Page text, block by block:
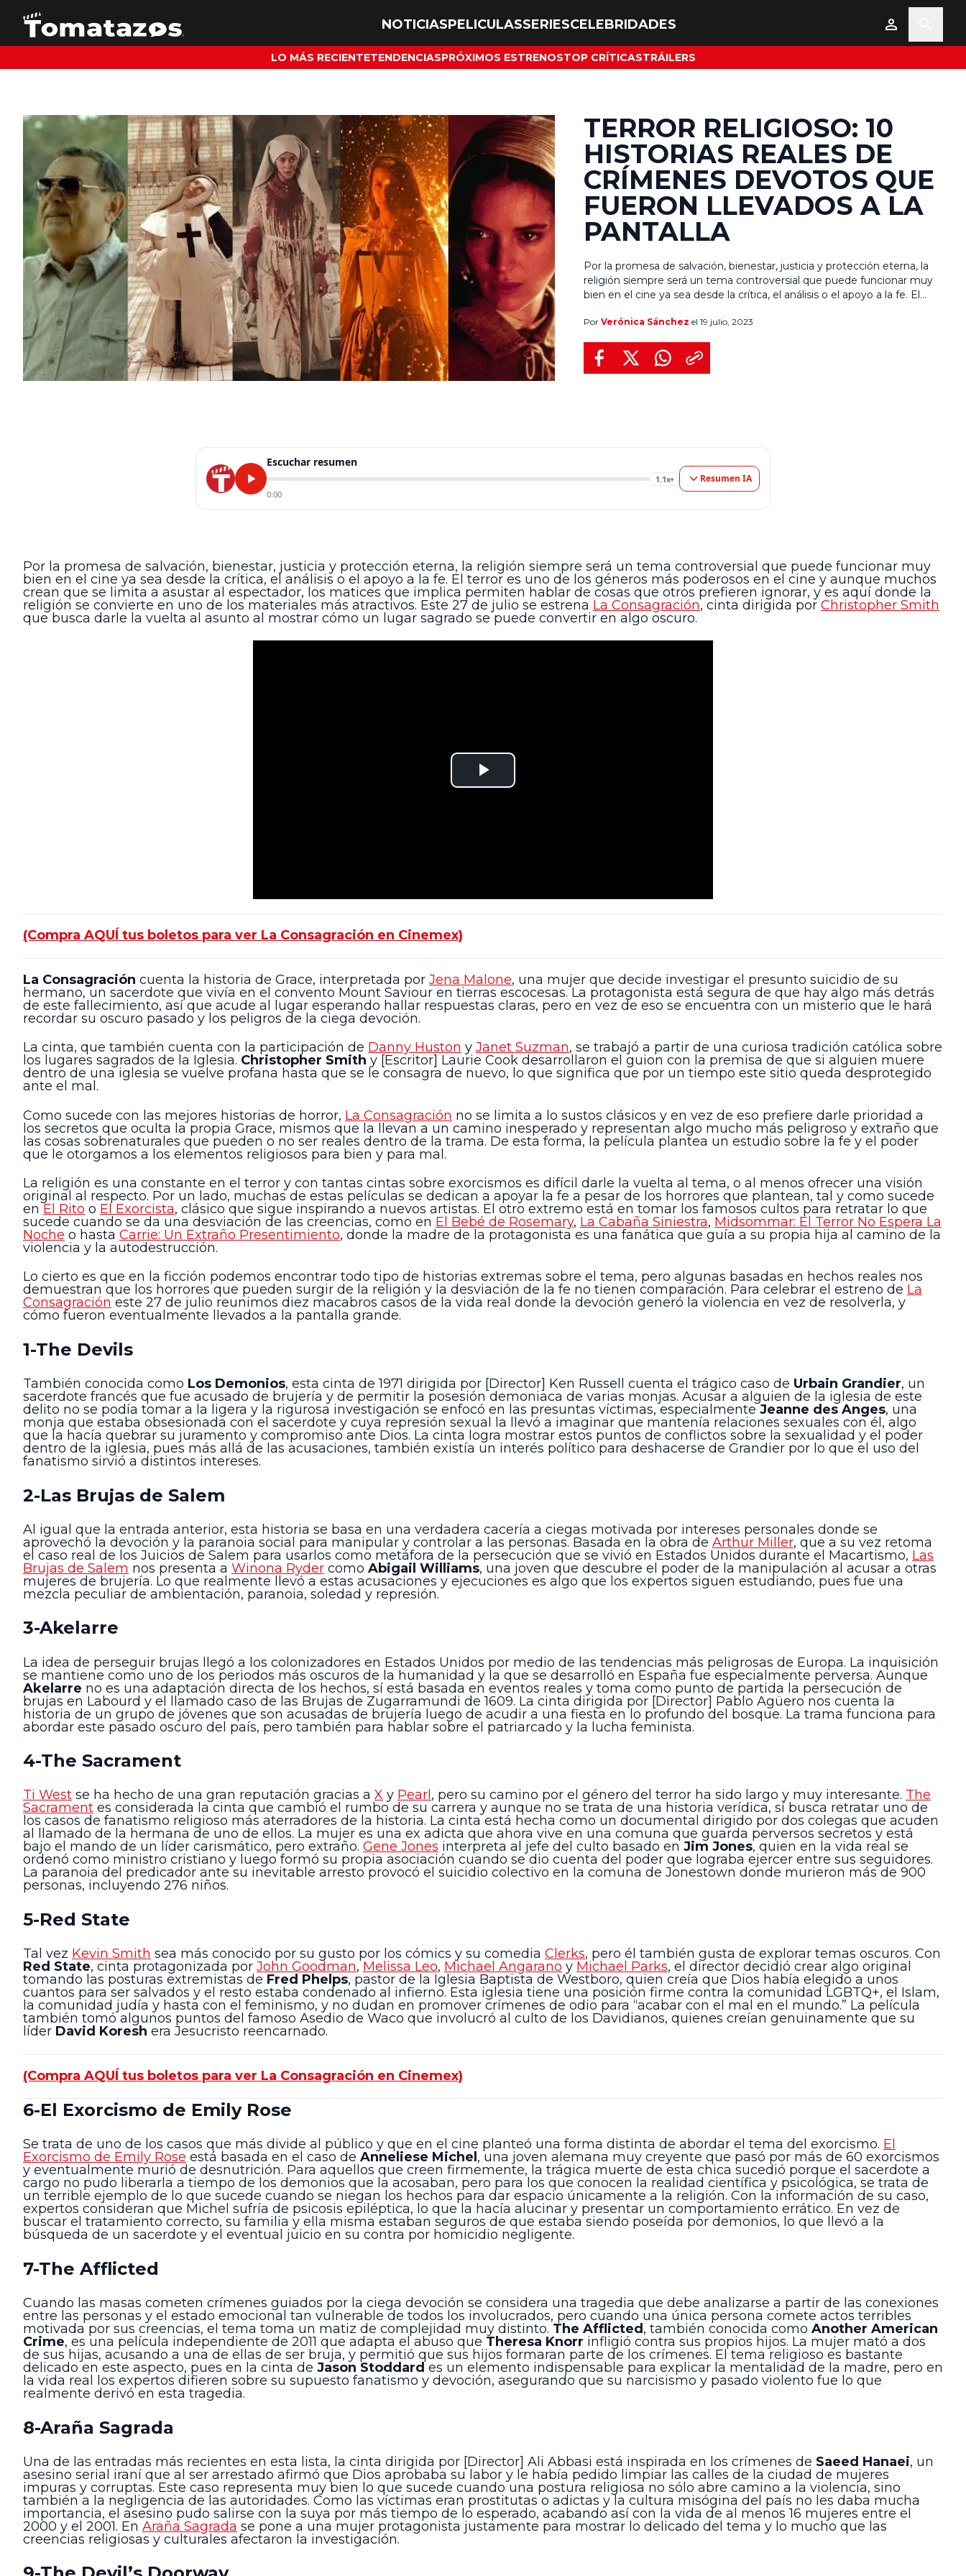
NOTICIASPELICULASSERIESCELEBRIDADES
LO MÁS RECIENTETENDENCIASPRÓXIMOS ESTRENOSTOP CRÍTICASTRÁILERS
TERROR RELIGIOSO: 10
HISTORIAS REALES DE
CRÍMENES DEVOTOS QUE
FUERON LLEVADOS A LA
PANTALLA
Por la promesa de salvación, bienestar, justicia y protección eterna, la
religión siempre será un tema controversial que puede funcionar muy
bien en el cine ya sea desde la crítica, el análisis o el apoyo a la fe. El
muchos crean que […]
Por Verónica Sánchez el 19 julio, 2023
Escuchar resumen
1.1x▾
0:00
Resumen IA
Por la promesa de salvación, bienestar, justicia y protección eterna, la religión siempre será un tema controversial que puede funcionar muy
bien en el cine ya sea desde la crítica, el análisis o el apoyo a la fe. El terror es uno de los géneros más poderosos en el cine y aunque muchos
crean que se limita a asustar al espectador, los matices que implica permiten hablar de cosas que otros prefieren ignorar, y es aquí donde la
religión se convierte en uno de los materiales más atractivos. Este 27 de julio se estrena La Consagración, cinta dirigida por Christopher Smith
que busca darle la vuelta al asunto al mostrar cómo un lugar sagrado se puede convertir en algo oscuro.
(Compra AQUÍ tus boletos para ver La Consagración en Cinemex)
La Consagración cuenta la historia de Grace, interpretada por Jena Malone, una mujer que decide investigar el presunto suicidio de su
hermano, un sacerdote que vivía en el convento Mount Saviour en tierras escocesas. La protagonista está segura de que hay algo más detrás
de este fallecimiento, así que acude al lugar esperando hallar respuestas claras, pero en vez de eso se encuentra con un misterio que le hará
recordar su oscuro pasado y los peligros de la ciega devoción.
La cinta, que también cuenta con la participación de Danny Huston y Janet Suzman, se trabajó a partir de una curiosa tradición católica sobre
los lugares sagrados de la Iglesia. Christopher Smith y [Escritor] Laurie Cook desarrollaron el guion con la premisa de que si alguien muere
dentro de una iglesia se vuelve profana hasta que se le consagra de nuevo, lo que significa que por un tiempo este sitio queda desprotegido
ante el mal.
Como sucede con las mejores historias de horror, La Consagración no se limita a lo sustos clásicos y en vez de eso prefiere darle prioridad a
los secretos que oculta la propia Grace, mismos que la llevan a un camino inesperado y representan algo mucho más peligroso y extraño que
las cosas sobrenaturales que pueden o no ser reales dentro de la trama. De esta forma, la película plantea un estudio sobre la fe y el poder
que le otorgamos a los elementos religiosos para bien y para mal.
La religión es una constante en el terror y con tantas cintas sobre exorcismos es difícil darle la vuelta al tema, o al menos ofrecer una visión
original al respecto. Por un lado, muchas de estas películas se dedican a apoyar la fe a pesar de los horrores que plantean, tal y como sucede
en El Rito o El Exorcista, clásico que sigue inspirando a nuevos artistas. El otro extremo está en tomar los famosos cultos para retratar lo que
sucede cuando se da una desviación de las creencias, como en El Bebé de Rosemary, La Cabaña Siniestra, Midsommar: El Terror No Espera La
Noche o hasta Carrie: Un Extraño Presentimiento, donde la madre de la protagonista es una fanática que guía a su propia hija al camino de la
violencia y la autodestrucción.
Lo cierto es que en la ficción podemos encontrar todo tipo de historias extremas sobre el tema, pero algunas basadas en hechos reales nos
demuestran que los horrores que pueden surgir de la religión y la desviación de la fe no tienen comparación. Para celebrar el estreno de La
Consagración este 27 de julio reunimos diez macabros casos de la vida real donde la devoción generó la violencia en vez de resolverla, y
cómo fueron eventualmente llevados a la pantalla grande.
1-The Devils
También conocida como Los Demonios, esta cinta de 1971 dirigida por [Director] Ken Russell cuenta el trágico caso de Urbain Grandier, un
sacerdote francés que fue acusado de brujería y de permitir la posesión demoniaca de varias monjas. Acusar a alguien de la iglesia de este
delito no se podía tomar a la ligera y la rigurosa investigación se enfocó en las presuntas víctimas, especialmente Jeanne des Anges, una
monja que estaba obsesionada con el sacerdote y cuya represión sexual la llevó a imaginar que mantenía relaciones sexuales con él, algo
que la hacía quebrar su juramento y compromiso ante Dios. La cinta logra mostrar estos puntos de conflictos sobre la sexualidad y el poder
dentro de la iglesia, pues más allá de las acusaciones, también existía un interés político para deshacerse de Grandier por lo que el uso del
fanatismo sirvió a distintos intereses.
2-Las Brujas de Salem
Al igual que la entrada anterior, esta historia se basa en una verdadera cacería a ciegas motivada por intereses personales donde se
aprovechó la devoción y la paranoia social para manipular y controlar a las personas. Basada en la obra de Arthur Miller, que a su vez retoma
el caso real de los Juicios de Salem para usarlos como metáfora de la persecución que se vivió en Estados Unidos durante el Macartismo, Las
Brujas de Salem nos presenta a Winona Ryder como Abigail Williams, una joven que descubre el poder de la manipulación al acusar a otras
mujeres de brujería. Lo que realmente llevó a estas acusaciones y ejecuciones es algo que los expertos siguen estudiando, pues fue una
mezcla peculiar de ambientación, paranoia, soledad y represión.
3-Akelarre
La idea de perseguir brujas llegó a los colonizadores en Estados Unidos por medio de las tendencias más peligrosas de Europa. La inquisición
se mantiene como uno de los periodos más oscuros de la humanidad y la que se desarrolló en España fue especialmente perversa. Aunque
Akelarre no es una adaptación directa de los hechos, sí está basada en eventos reales y toma como punto de partida la persecución de
brujas en Labourd y el llamado caso de las Brujas de Zugarramundi de 1609. La cinta dirigida por [Director] Pablo Agüero nos cuenta la
historia de un grupo de jóvenes que son acusadas de brujería luego de acudir a una fiesta en lo profundo del bosque. La trama funciona para
abordar este pasado oscuro del país, pero también para hablar sobre el patriarcado y la lucha feminista.
4-The Sacrament
Ti West se ha hecho de una gran reputación gracias a X y Pearl, pero su camino por el género del terror ha sido largo y muy interesante. The
Sacrament es considerada la cinta que cambió el rumbo de su carrera y aunque no se trata de una historia verídica, sí busca retratar uno de
los casos de fanatismo religioso más aterradores de la historia. La cinta está hecha como un documental dirigido por dos colegas que acuden
al llamado de la hermana de uno de ellos. La mujer es una ex adicta que ahora vive en una comuna que guarda perversos secretos y está
bajo el mando de un líder carismático, pero extraño. Gene Jones interpreta al jefe del culto basado en Jim Jones, quien en la vida real se
ordenó como ministro cristiano y luego formó su propia asociación cuando se dio cuenta del poder que lograba ejercer entre sus seguidores.
La paranoia del predicador ante su inevitable arresto provocó el suicidio colectivo en la comuna de Jonestown donde murieron más de 900
personas, incluyendo 276 niños.
5-Red State
Tal vez Kevin Smith sea más conocido por su gusto por los cómics y su comedia Clerks, pero él también gusta de explorar temas oscuros. Con
Red State, cinta protagonizada por John Goodman, Melissa Leo, Michael Angarano y Michael Parks, el director decidió crear algo original
tomando las posturas extremistas de Fred Phelps, pastor de la Iglesia Baptista de Westboro, quien creía que Dios había elegido a unos
cuantos para ser salvados y el resto estaba condenado al infierno. Esta iglesia tiene una posición firme contra la comunidad LGBTQ+, el Islam,
la comunidad judía y hasta con el feminismo, y no dudan en promover crímenes de odio para “acabar con el mal en el mundo.” La película
también tomó algunos puntos del famoso Asedio de Waco que involucró al culto de los Davidianos, quienes creían genuinamente que su
líder David Koresh era Jesucristo reencarnado.
(Compra AQUÍ tus boletos para ver La Consagración en Cinemex)
6-El Exorcismo de Emily Rose
Se trata de uno de los casos que más divide al público y que en el cine planteó una forma distinta de abordar el tema del exorcismo. El
Exorcismo de Emily Rose está basada en el caso de Anneliese Michel, una joven alemana muy creyente que pasó por más de 60 exorcismos
y eventualmente murió de desnutrición. Para aquellos que creen firmemente, la trágica muerte de esta chica sucedió porque el sacerdote a
cargo no pudo liberarla a tiempo de los demonios que la acosaban, pero para los que conocen la realidad científica y psicológica, se trata de
un terrible ejemplo de lo que sucede cuando se niegan los hechos para dar espacio únicamente a la religión. Con la información de su caso,
expertos consideran que Michel sufría de psicosis epiléptica, lo que la hacía alucinar y presentar un comportamiento errático. En vez de
buscar el tratamiento correcto, su familia y ella misma estaban seguros de que estaba siendo poseída por demonios, lo que llevó a la
búsqueda de un sacerdote y el eventual juicio en su contra por homicidio negligente.
7-The Afflicted
Cuando las masas cometen crímenes guiados por la ciega devoción se considera una tragedia que debe analizarse a partir de las conexiones
entre las personas y el estado emocional tan vulnerable de todos los involucrados, pero cuando una única persona comete actos terribles
motivada por sus creencias, el tema toma un matiz de complejidad muy distinto. The Afflicted , también conocida como Another American
Crime, es una película independiente de 2011 que adapta el abuso que Theresa Knorr infligió contra sus propios hijos. La mujer mató a dos
de sus hijas, acusando a una de ellas de ser bruja, y permitió que sus hijos formaran parte de los crímenes. El tema religioso es bastante
delicado en este aspecto, pues en la cinta de Jason Stoddard es un elemento indispensable para explicar la mentalidad de la madre, pero en
la vida real los expertos difieren sobre su supuesto fanatismo y devoción, asegurando que su narcisismo y pasado violento fue lo que
realmente derivó en esta tragedia.
8-Araña Sagrada
Una de las entradas más recientes en esta lista, la cinta dirigida por [Director] Ali Abbasi está inspirada en los crímenes de Saeed Hanaei, un
asesino serial iraní que al ser arrestado afirmó que Dios aprobaba su labor y le había pedido limpiar las calles de la ciudad de mujeres
impuras y corruptas. Este caso representa muy bien lo que sucede cuando una postura religiosa no sólo abre camino a la violencia, sino
también a la negligencia de las autoridades. Como las víctimas eran prostitutas o adictas y la cultura misógina del país no les daba mucha
importancia, el asesino pudo salirse con la suya por más tiempo de lo esperado, acabando así con la vida de al menos 16 mujeres entre el
2000 y el 2001. En Araña Sagrada se pone a una mujer protagonista justamente para mostrar lo delicado del tema y lo mucho que las
creencias religiosas y culturales afectaron la investigación.